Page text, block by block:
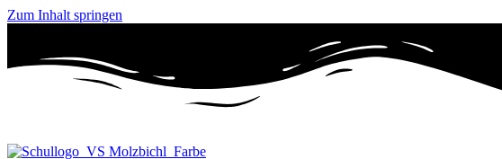
Zum Inhalt springen